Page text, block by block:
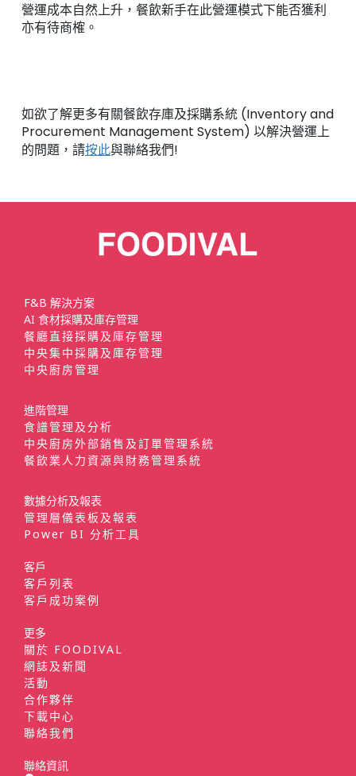
營運成本自然上升，餐飲新手在此營運模式下能否獲利
亦有待商榷。
如欲了解更多有關餐飲存庫及採購系統 (Inventory and
Procurement Management System) 以解決營運上
的問題，請按此與聯絡我們!
F&B 解決方案
AI 食材採購及庫存管理
餐廳直接採購及庫存管理
中央集中採購及庫存管理
中央廚房管理
進階管理
食譜管理及分析
中央廚房外部銷售及訂單管理系統
餐飲業人力資源與財務管理系統
數據分析及報表
管理層儀表板及報表
Power BI 分析工具
客戶
客戶列表
客戶成功案例
更多
關於 FOODIVAL
網誌及新聞
活動
合作夥伴
下載中心
聯絡我們
聯絡資訊